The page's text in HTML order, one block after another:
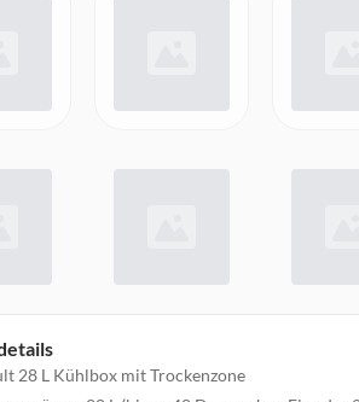
28 L Kühlbox mit Trockenzone